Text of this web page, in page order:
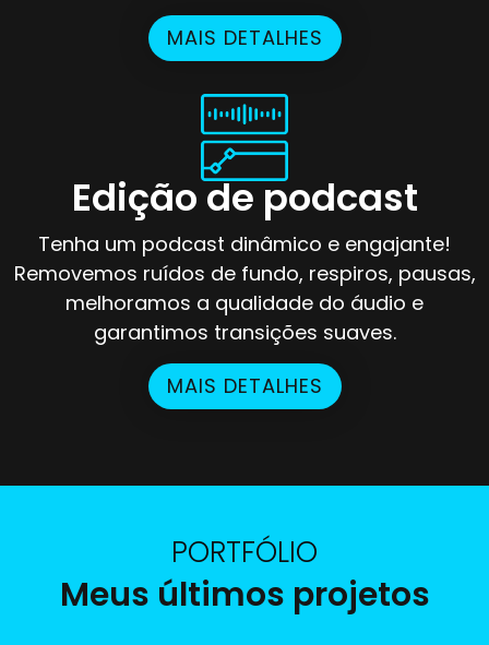
MAIS DETALHES
Edição de podcast
Tenha um podcast dinâmico e engajante!
Removemos ruídos de fundo, respiros, pausas,
melhoramos a qualidade do áudio e
garantimos transições suaves.
MAIS DETALHES
PORTFÓLIO
Meus últimos projetos